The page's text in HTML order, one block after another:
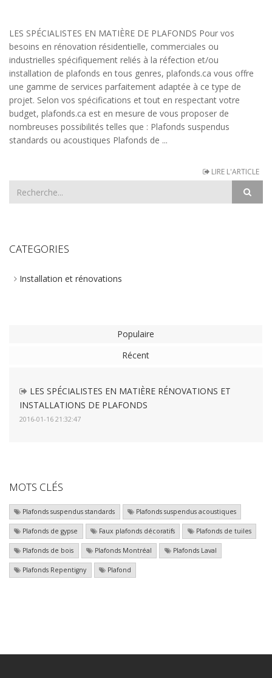
LES SPÉCIALISTES EN MATIÈRE DE PLAFONDS Pour vos
besoins en rénovation résidentielle, commerciales ou
industrielles spécifiquement reliés à la réfection et/ou
installation de plafonds en tous genres, plafonds.ca vous offre
une gamme de services parfaitement adaptée à ce type de
projet. Selon vos spécifications et tout en respectant votre
budget, plafonds.ca est en mesure de vous proposer de
nombreuses possibilités telles que : Plafonds suspendus
standards ou acoustiques Plafonds de ...
LIRE L'ARTICLE
CATEGORIES
Installation et rénovations
Populaire
Récent
LES SPÉCIALISTES EN MATIÈRE RÉNOVATIONS ET
INSTALLATIONS DE PLAFONDS
2016-01-16 21:32:47
MOTS CLÉS
Plafonds suspendus standards Plafonds suspendus acoustiques
Plafonds de gypse Faux plafonds décoratifs Plafonds de tuiles
Plafonds de bois Plafonds Montréal Plafonds Laval
Plafonds Repentigny Plafond